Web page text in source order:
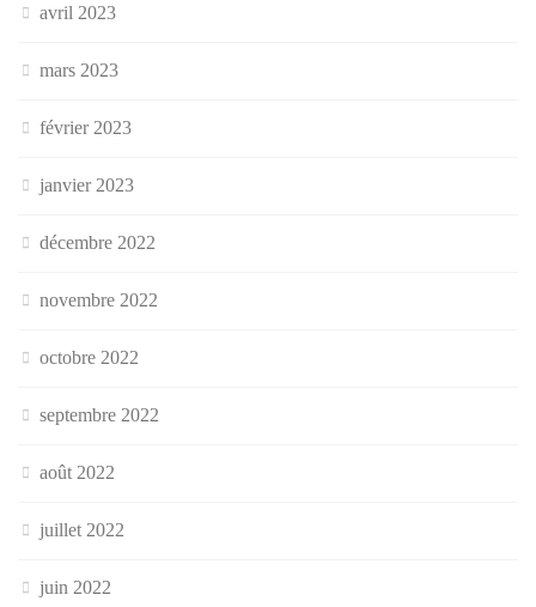
avril 2023
mars 2023
février 2023
janvier 2023
décembre 2022
novembre 2022
octobre 2022
septembre 2022
août 2022
juillet 2022
juin 2022